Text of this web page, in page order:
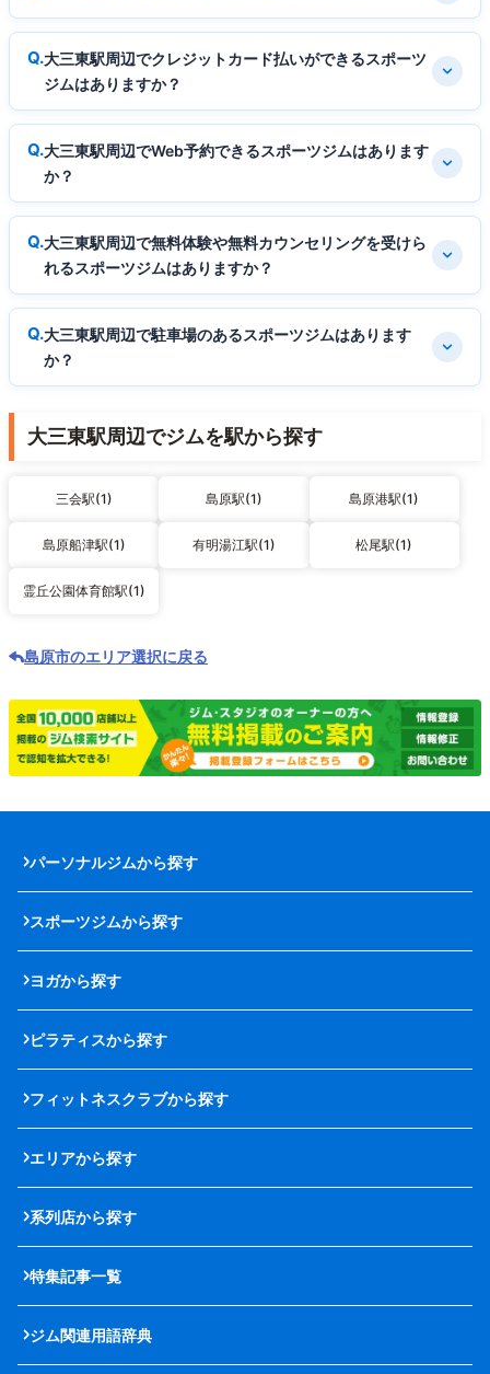
大三東駅周辺でクレジットカード払いができるスポーツ
ジムはありますか？
大三東駅周辺でWeb予約できるスポーツジムはあります
か？
大三東駅周辺で無料体験や無料カウンセリングを受けら
れるスポーツジムはありますか？
大三東駅周辺で駐車場のあるスポーツジムはあります
か？
大三東駅周辺でジムを駅から探す
三会駅(1) 島原駅(1) 島原港駅(1)
島原船津駅(1) 有明湯江駅(1) 松尾駅(1)
霊丘公園体育館駅(1)
島原市のエリア選択に戻る
パーソナルジムから探す
スポーツジムから探す
ヨガから探す
ピラティスから探す
フィットネスクラブから探す
エリアから探す
系列店から探す
特集記事一覧
ジム関連用語辞典